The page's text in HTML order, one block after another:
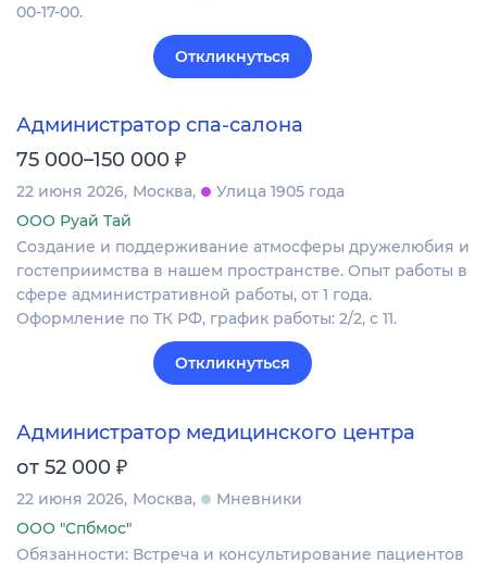
00-17-00.
Откликнуться
Администратор спа-салона
75 000–150 000 ₽
22 июня 2026 Москва
Улица 1905 года
ООО Руай Тай
Создание и поддерживание атмосферы дружелюбия и
гостеприимства в нашем пространстве. Опыт работы в
сфере административной работы, от 1 года.
Оформление по ТК РФ, график работы: 2/2, с 11.
Откликнуться
Администратор медицинского центра
от 52 000 ₽
22 июня 2026 Москва
Мневники
ООО "Спбмос"
Обязанности: Встреча и консультирование пациентов